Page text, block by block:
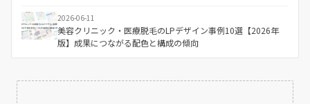
2026-06-11
美容クリニック・医療脱毛のLPデザイン事例10選【2026年
版】成果につながる配色と構成の傾向